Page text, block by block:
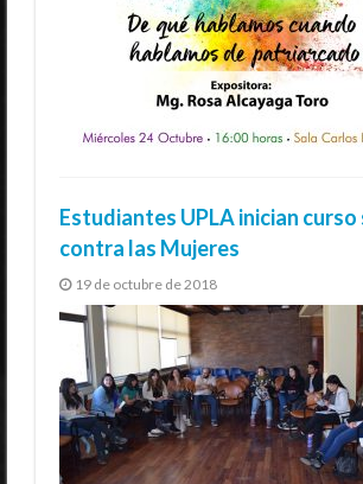
Estudiantes UPLA inician
contra las Mujeres
19 de octubre de 2018